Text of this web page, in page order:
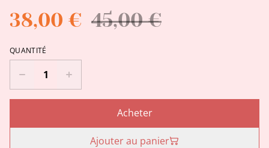
38,00 € 45,00 €
QUANTITÉ
Acheter
Ajouter au panier